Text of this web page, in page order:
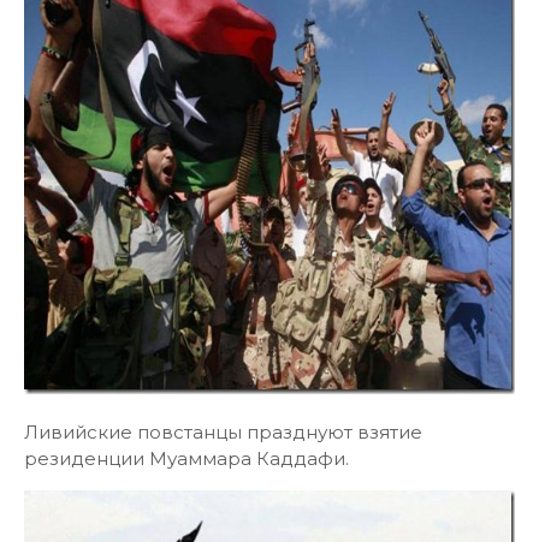
Ливийские повстанцы празднуют взятие
резиденции Муаммара Каддафи.